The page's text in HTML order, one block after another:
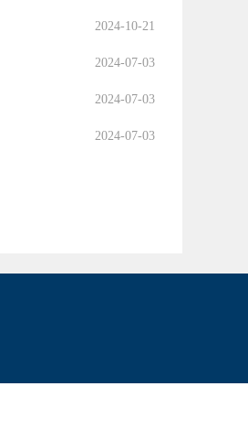
2024-10-21
2024-07-03
2024-07-03
2024-07-03